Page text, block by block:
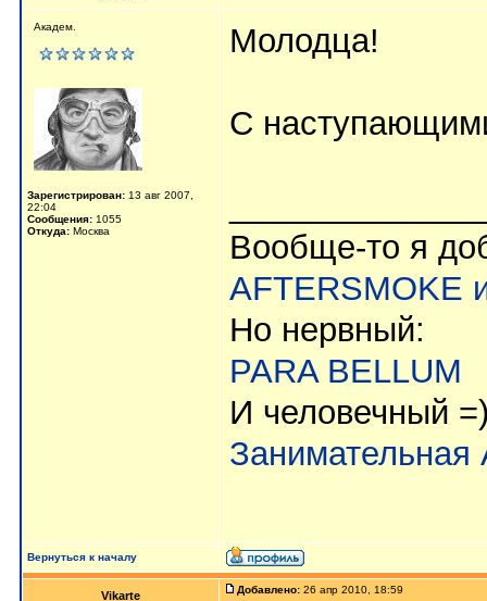
Академ.
Зарегистрирован: 13 авг 2007,
22:04
Сообщения: 1055
Откуда: Москва
Молодца!
С
Вообще-то я
Но нервный:
PARA BELLUM
И человечный
Занимательная
Вернуться к началу
Vikarte Добавлено: 26 апр 2010, 18:59